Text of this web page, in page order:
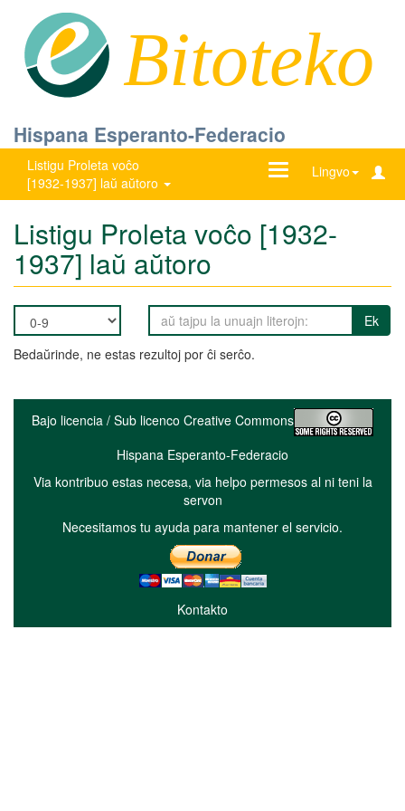
Bitoteko
Hispana Esperanto-Federacio
Listigu Proleta voĉo
[1932-1937] laŭ aŭtoro
Lingvo
Ŝanĝu
Listigu Proleta voĉo [1932-
1937] laŭ aŭtoro
Ek
Bedaŭrinde, ne estas rezultoj por ĉi serĉo.
Bajo licencia / Sub licenco Creative Commons
Hispana Esperanto-Federacio
Via kontribuo estas necesa, via helpo permesos al ni teni la
servon
Necesitamos tu ayuda para mantener el servicio.
Kontakto